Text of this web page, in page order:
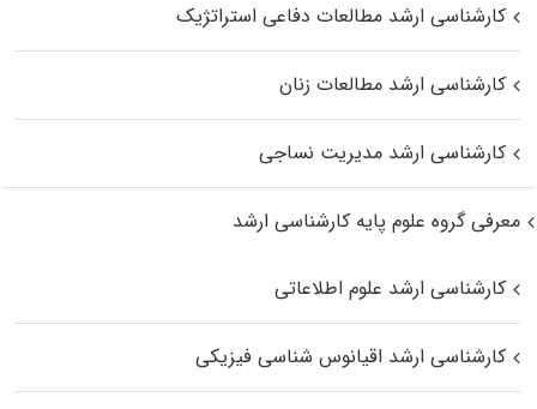
کارشناسی ارشد مطالعات دفاعی استراتژیک
کارشناسی ارشد مطالعات زنان
کارشناسی ارشد مدیریت نساجی
معرفی گروه علوم پایه کارشناسی ارشد
کارشناسی ارشد علوم اطلاعاتی
کارشناسی ارشد اقیانوس‌ شناسی فیزیکی